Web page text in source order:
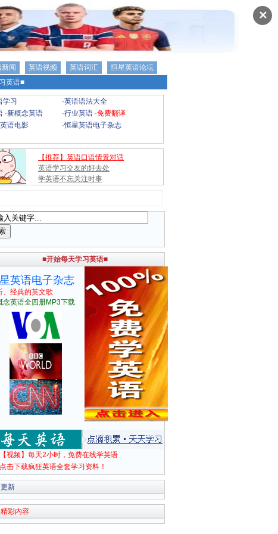
✕
闻 英语视频 英语词汇
恒星英语论坛
英语■
学习 ·英语语法大全
·新概念英语 ·行业英语 ·免费翻译
英语电影 ·恒星英语电子杂志
【推荐】英语口语情景对话
英语学习交友的好去处
学英语不忘关注时事
■开始每天学习英语■
英语电子杂志
、经典的英文歌
念英语全四册MP3下载
【视频】每天2小时，免费在线学英语
点击下载疯狂英语全套学习资料！
新
彩内容